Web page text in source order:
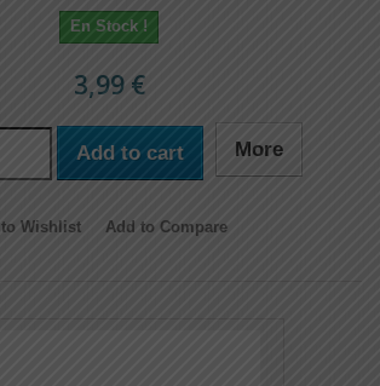
En Stock !
3,99 €
Add to cart More
Wishlist Add to Compare